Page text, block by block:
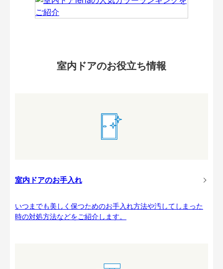
室内ドアのお役立ち情報
室内ドアのお手入れ
いつまでも美しく保つためのお手入れ方法や汚してしまった
時の対処方法などをご紹介します。